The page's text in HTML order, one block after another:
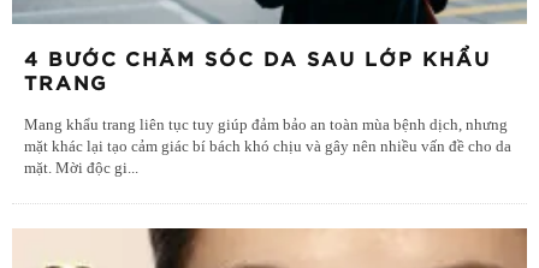
4 BƯỚC CHĂM SÓC DA SAU LỚP KHẨU
TRANG
Mang khẩu trang liên tục tuy giúp đảm bảo an toàn mùa bệnh dịch, nhưng
mặt khác lại tạo cảm giác bí bách khó chịu và gây nên nhiều vấn đề cho da
mặt. Mời độc gi...